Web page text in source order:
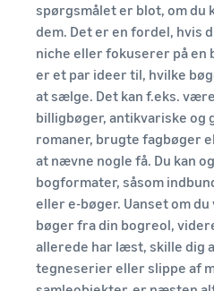
spørgsmålet er blot, om du
dem. Det er en fordel, hvis
niche eller fokuserer på en
er et par ideer til, hvilke
at sælge. Det kan f.eks.
billigbøger, antikvariske og
romaner, brugte fagbøger
at nævne nogle få. Du kan
bogformater, såsom
eller e-bøger. Uanset om
bøger fra din bogreol,
allerede har læst, skille dig
tegneserier eller slippe af